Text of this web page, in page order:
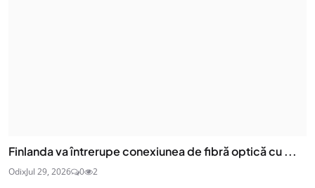
Finlanda va întrerupe conexiunea de fibră optică cu ...
OdixJul 29, 2026 0 2